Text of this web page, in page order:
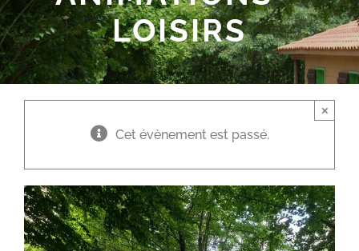
LOISIRS
Cet évènement est passé.
×